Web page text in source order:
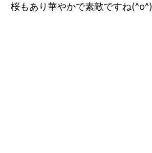
桜もあり華やかで素敵ですね(^o^)